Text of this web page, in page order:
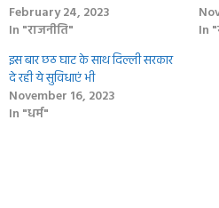
February 24, 2023
In "राजनीति"
In
इस बार छठ घाट के साथ दिल्ली सरकार
दे रही ये सुविधाएं भी
November 16, 2023
In "धर्म"